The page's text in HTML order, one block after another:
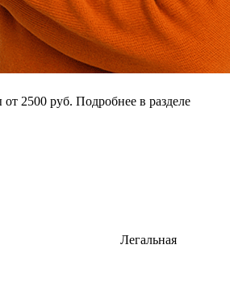
2500 руб. Подробнее в разделе
Легальная